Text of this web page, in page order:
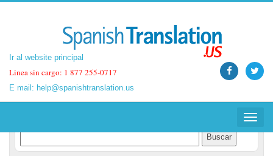
Ir al website principal
Linea sin cargo: 1 877 255-0717
E mail: help@spanishtranslation.us
Toggle
Ir al website principal
Linea sin cargo: 1 877 255-0717
E mail: help@spanishtranslation.us
Toggle
Spanish Translation Blog